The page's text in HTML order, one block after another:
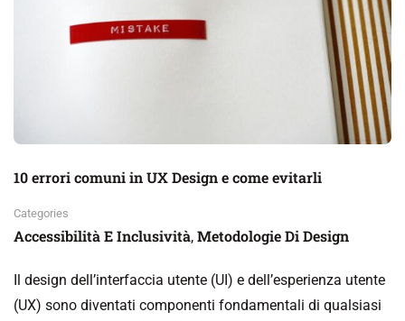
10 errori comuni in UX Design e come evitarli
Categories
Accessibilità E Inclusività, Metodologie Di Design
Il design dell’interfaccia utente (UI) e dell’esperienza utente
(UX) sono diventati componenti fondamentali di qualsiasi